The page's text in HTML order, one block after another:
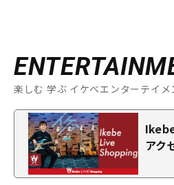
楽しむ 学ぶ イケベエンターテイメ
アク